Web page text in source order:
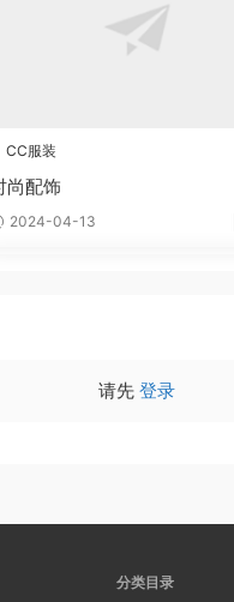
CC服装
尚配饰
2024-04-13
请先 登录
分类目录